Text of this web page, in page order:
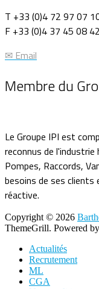
T +33 (0)4 72 97 07
F +33 (0)4 37 45 08 42
✉ Email
Membre du
Le Groupe IPI est
reconnus de l'industrie
Pompes, Raccords,
besoins de ses
réactive.
Copyright © 2026
ThemeGrill. Powered
Actualités
Recrutement
ML
CGA